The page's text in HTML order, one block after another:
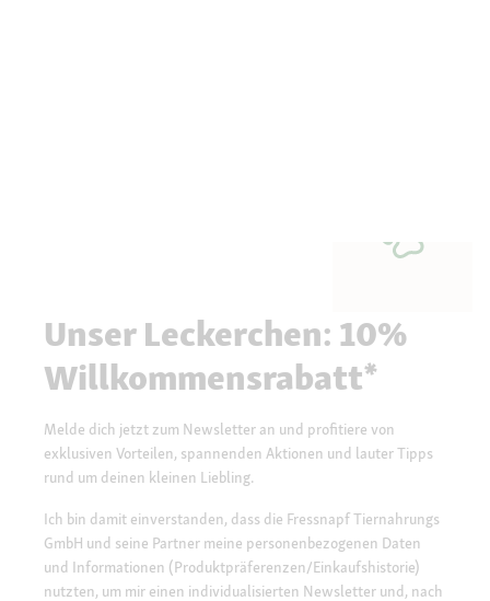
Unser Leckerchen: 10%
Willkommensrabatt*
Melde dich jetzt zum Newsletter an und profitiere von
exklusiven Vorteilen, spannenden Aktionen und lauter Tipps
rund um deinen kleinen Liebling.
Ich bin damit einverstanden, dass die Fressnapf Tiernahrungs
GmbH und seine Partner meine personenbezogenen Daten
und Informationen (Produktpräferenzen/Einkaufshistorie)
nutzten, um mir einen individualisierten Newsletter und, nach